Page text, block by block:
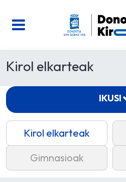
Kirol elkarteak
Kirol elkarteak
Gimnasioak
IKUSI